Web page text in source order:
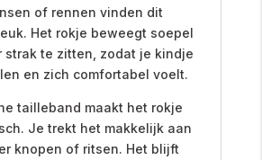
of rennen vinden dit
Het rokje beweegt soepel
strak te zitten, zodat je kindje
en zich comfortabel voelt.
tailleband maakt het rokje
Je trekt het makkelijk aan
knopen of ritsen. Het blijft